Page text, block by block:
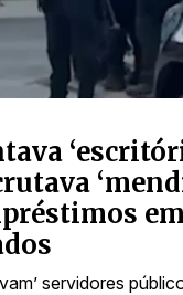
servidores